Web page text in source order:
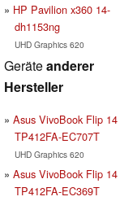
HP Pavilion x360 14-
dh1153ng
UHD Graphics 620
Geräteanderer
Hersteller
Asus VivoBook Flip 14
TP412FA-EC707T
UHD Graphics 620
Asus VivoBook Flip 14
TP412FA-EC369T